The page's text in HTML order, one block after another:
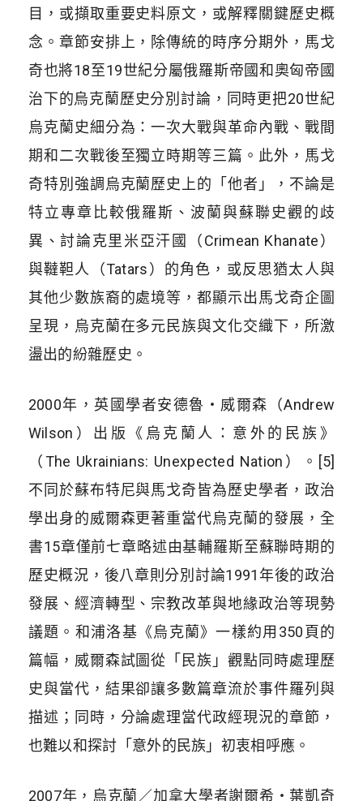
目，或擷取重要史料原文，或解釋關鍵歷史概
念。章節安排上，除傳統的時序分期外，馬戈
奇也將18至19世紀分屬俄羅斯帝國和奧匈帝國
治下的烏克蘭歷史分別討論，同時更把20世紀
烏克蘭史細分為：一次大戰與革命內戰、戰間
期和二次戰後至獨立時期等三篇。此外，馬戈
奇特別強調烏克蘭歷史上的「他者」，不論是
特立專章比較俄羅斯、波蘭與蘇聯史觀的歧
異、討論克里米亞汗國（Crimean Khanate）
與韃靼人（Tatars）的角色，或反思猶太人與
其他少數族裔的處境等，都顯示出馬戈奇企圖
呈現，烏克蘭在多元民族與文化交織下，所激
盪出的紛雜歷史。
2000年，英國學者安德魯・威爾森（Andrew
Wilson）出版《烏克蘭人：意外的民族》
（The Ukrainians: Unexpected Nation）。[5]
不同於蘇布特尼與馬戈奇皆為歷史學者，政治
學出身的威爾森更著重當代烏克蘭的發展，全
書15章僅前七章略述由基輔羅斯至蘇聯時期的
歷史概況，後八章則分別討論1991年後的政治
發展、經濟轉型、宗教改革與地緣政治等現勢
議題。和浦洛基《烏克蘭》一樣約用350頁的
篇幅，威爾森試圖從「民族」觀點同時處理歷
史與當代，結果卻讓多數篇章流於事件羅列與
描述；同時，分論處理當代政經現況的章節，
也難以和探討「意外的民族」初衷相呼應。
2007年，烏克蘭／加拿大學者謝爾希・葉凱奇